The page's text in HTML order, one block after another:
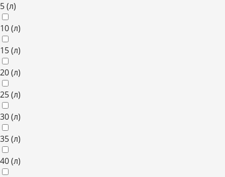
5(л)
10(л)
15(л)
20(л)
25(л)
30(л)
35(л)
40(л)